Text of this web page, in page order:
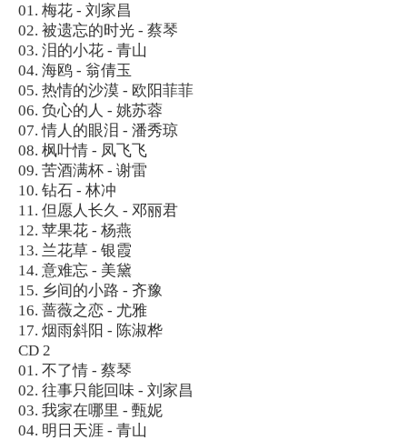
01. 梅花 - 刘家昌
02. 被遗忘的时光 - 蔡琴
03. 泪的小花 - 青山
04. 海鸥 - 翁倩玉
05. 热情的沙漠 - 欧阳菲菲
06. 负心的人 - 姚苏蓉
07. 情人的眼泪 - 潘秀琼
08. 枫叶情 - 凤飞飞
09. 苦酒满杯 - 谢雷
10. 钻石 - 林冲
11. 但愿人长久 - 邓丽君
12. 苹果花 - 杨燕
13. 兰花草 - 银霞
14. 意难忘 - 美黛
15. 乡间的小路 - 齐豫
16. 蔷薇之恋 - 尤雅
17. 烟雨斜阳 - 陈淑桦
CD 2
01. 不了情 - 蔡琴
02. 往事只能回味 - 刘家昌
03. 我家在哪里 - 甄妮
04. 明日天涯 - 青山